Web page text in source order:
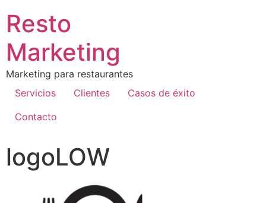
Resto
Marketing
Marketing para restaurantes
Servicios
Clientes
Casos de éxito
Contacto
logoLOW